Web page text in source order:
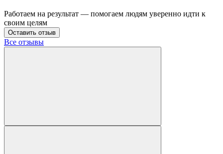
Работаем на результат — помогаем людям уверенно идти к
своим целям
Оставить отзыв
Все отзывы